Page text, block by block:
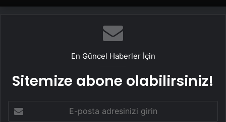
En Güncel Haberler İçin
Sitemize abone olabilirsiniz!
posta